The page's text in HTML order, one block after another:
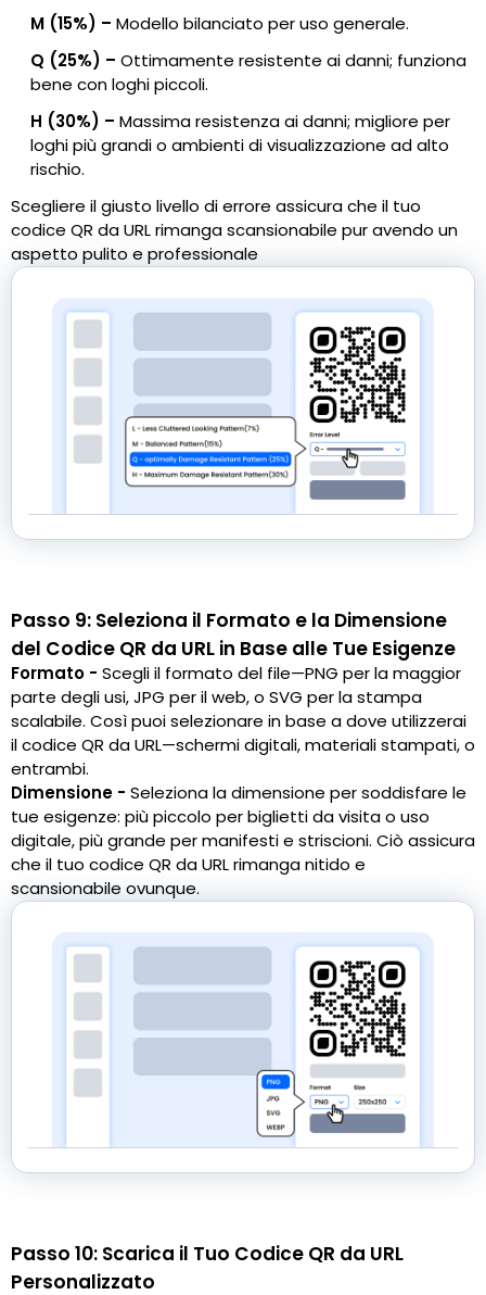
M (15%) – Modello bilanciato per uso generale.
Q (25%) – Ottimamente resistente ai danni; funziona
bene con loghi piccoli.
H (30%) – Massima resistenza ai danni; migliore per
loghi più grandi o ambienti di visualizzazione ad alto
rischio.
Scegliere il giusto livello di errore assicura che il tuo
codice QR da URL rimanga scansionabile pur avendo un
aspetto pulito e professionale
Passo 9: Seleziona il Formato e la Dimensione
del Codice QR da URL in Base alle Tue Esigenze
Formato - Scegli il formato del file—PNG per la maggior
parte degli usi, JPG per il web, o SVG per la stampa
scalabile. Così puoi selezionare in base a dove utilizzerai
il codice QR da URL—schermi digitali, materiali stampati, o
entrambi.
Dimensione - Seleziona la dimensione per soddisfare le
tue esigenze: più piccolo per biglietti da visita o uso
digitale, più grande per manifesti e striscioni. Ciò assicura
che il tuo codice QR da URL rimanga nitido e
scansionabile ovunque.
Passo 10: Scarica il Tuo Codice QR da URL
Personalizzato